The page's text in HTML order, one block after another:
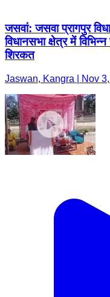
जसवां: जसवा प्रागपुर
विधानसभा क्षेत्र में
शिरकत
Jaswan, Kangra | Nov